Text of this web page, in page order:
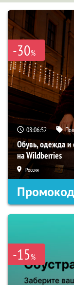
-30%
08:06:51
Обувь, одежда и
на Wildberries
Россия
Промокод
-15%